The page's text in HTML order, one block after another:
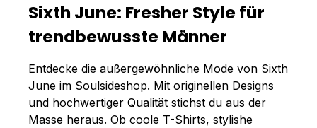
Sixth June: Fresher Style für
trendbewusste Männer
Entdecke die außergewöhnliche Mode von Sixth
June im Soulsideshop. Mit originellen Designs
und hochwertiger Qualität stichst du aus der
Masse heraus. Ob coole T-Shirts, stylishe